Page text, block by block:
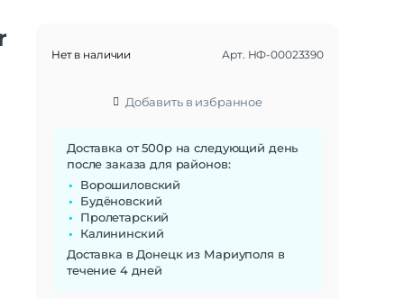
Нет в наличии Арт. НФ-00023390
Добавить в избранное
Доставка от 500р на следующий день
после заказа для районов:
Ворошиловский
Будёновский
Пролетарский
Калининский
Доставка в Донецк из Мариуполя в
течение 4 дней